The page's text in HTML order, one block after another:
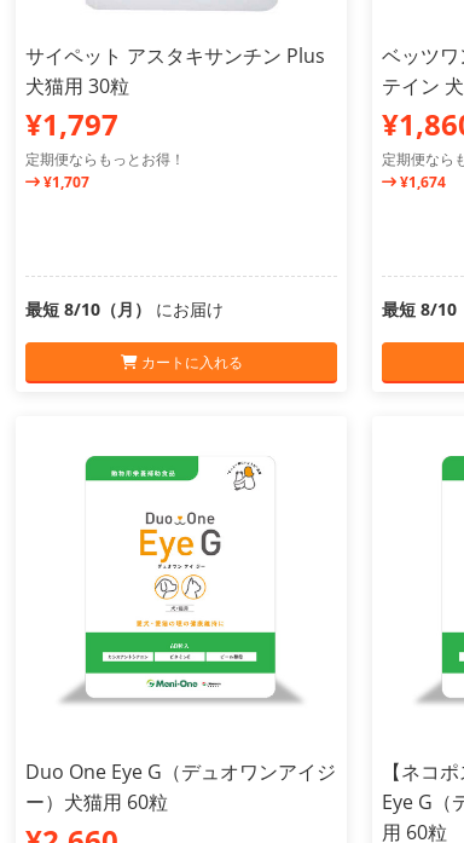
サイペット アスタキサンチン Plus
犬猫用 30粒
¥1,797
定期便ならもっとお得！
¥1,707
最短 8/10（月） にお届け
カートに入れる
ベッツ
テイン
定期便なら
¥1,674
最短 8/10
Duo One Eye G（デュオワンアイジ
ー）犬猫用 60粒
【ネコ
Eye G（
用 60粒